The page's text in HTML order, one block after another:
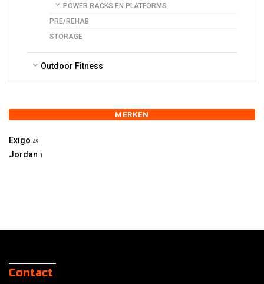
POWER RACKS EN PLATFORMS
PRE/REHAB
STORAGE
Outdoor Fitness
MERKEN
Exigo 49
Jordan 1
Contact